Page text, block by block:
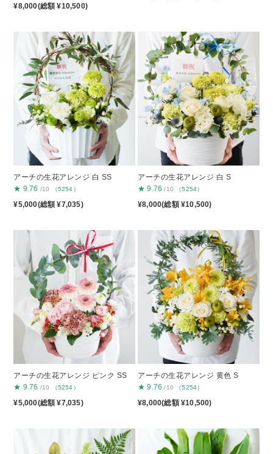
¥8,000(総額 ¥10,500)
アーチの生花アレンジ 白 SS
★ 9.76 /10 （5254）
¥5,000(総額 ¥7,035)
アーチの生花アレンジ 白 S
★ 9.76 /10 （5254）
¥8,000(総額 ¥10,500)
アーチの生花アレンジ ピンク SS
★ 9.76 /10 （5254）
¥5,000(総額 ¥7,035)
アーチの生花アレンジ 黄色 S
★ 9.76 /10 （5254）
¥8,000(総額 ¥10,500)